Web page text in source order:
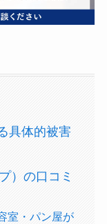
具体的被害
）の口コミ
室・パン屋が